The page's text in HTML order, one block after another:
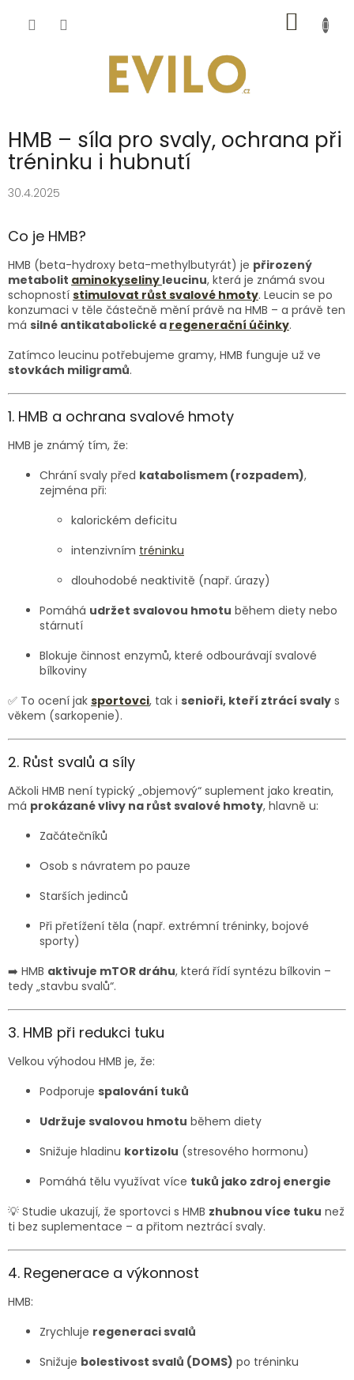
KOŠÍK
HMB – síla pro svaly, ochrana při
tréninku i hubnutí
30.4.2025
Co je HMB?
HMB (beta-hydroxy beta-methylbutyrát) je přirozený
metabolit aminokyseliny leucinu, která je známá svou
schopností stimulovat růst svalové hmoty. Leucin se po
konzumaci v těle částečně mění právě na HMB – a právě ten
má silné antikatabolické a regenerační účinky.
Zatímco leucinu potřebujeme gramy, HMB funguje už ve
stovkách miligramů.
1. HMB a ochrana svalové hmoty
HMB je známý tím, že:
Chrání svaly před katabolismem (rozpadem),
zejména při:
kalorickém deficitu
intenzivním tréninku
dlouhodobé neaktivitě (např. úrazy)
Pomáhá udržet svalovou hmotu během diety nebo
stárnutí
Blokuje činnost enzymů, které odbourávají svalové
bílkoviny
✅ To ocení jak sportovci, tak i senioři, kteří ztrácí svaly s
věkem (sarkopenie).
2. Růst svalů a síly
Ačkoli HMB není typický „objemový“ suplement jako kreatin,
má prokázané vlivy na růst svalové hmoty, hlavně u:
Začátečníků
Osob s návratem po pauze
Starších jedinců
Při přetížení těla (např. extrémní tréninky, bojové
sporty)
➡️ HMB aktivuje mTOR dráhu, která řídí syntézu bílkovin –
tedy „stavbu svalů“.
3. HMB při redukci tuku
Velkou výhodou HMB je, že:
Podporuje spalování tuků
Udržuje svalovou hmotu během diety
Snižuje hladinu kortizolu (stresového hormonu)
Pomáhá tělu využívat více tuků jako zdroj energie
💡 Studie ukazují, že sportovci s HMB zhubnou více tuku než
ti bez suplementace – a přitom neztrácí svaly.
4. Regenerace a výkonnost
HMB:
Zrychluje regeneraci svalů
Snižuje bolestivost svalů (DOMS) po tréninku